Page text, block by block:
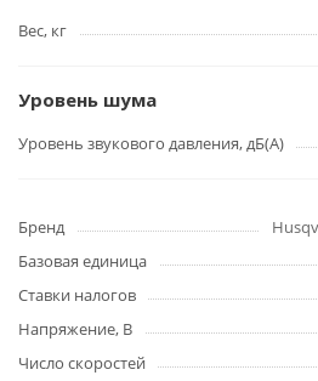
Вес, кг
Уровень шума
Уровень звукового давления, дБ(А)
Бренд
Базовая единица
Ставки налогов
Напряжение, В
Число скоростей